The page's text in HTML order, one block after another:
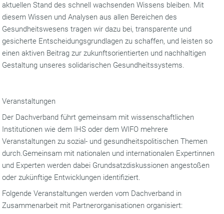
aktuellen Stand des schnell wachsenden Wissens bleiben. Mit
diesem Wissen und Analysen aus allen Bereichen des
Gesundheitswesens tragen wir dazu bei, transparente und
gesicherte Entscheidungsgrundlagen zu schaffen, und leisten so
einen aktiven Beitrag zur zukunftsorientierten und nachhaltigen
Gestaltung unseres solidarischen Gesundheitssystems.
Veranstaltungen
Der Dachverband führt gemeinsam mit wissenschaftlichen
Institutionen wie dem IHS oder dem WIFO mehrere
Veranstaltungen zu sozial- und gesundheitspolitischen Themen
durch.Gemeinsam mit nationalen und internationalen Expertinnen
und Experten werden dabei Grundsatzdiskussionen angestoßen
oder zukünftige Entwicklungen identifiziert.
Folgende Veranstaltungen werden vom Dachverband in
Zusammenarbeit mit Partnerorganisationen organisiert: